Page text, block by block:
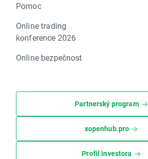
Pomoc
Online trading
konference 2026
Online bezpečnost
Partnerský program
xopenhub.pro
Profil investora